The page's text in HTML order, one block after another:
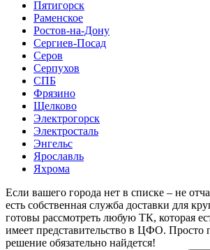
Пятигорск
Раменское
Ростов-на-Дону
Сергиев-Посад
Серов
Серпухов
СПБ
Фрязино
Щелково
Электрогорск
Электросталь
Энгельс
Ярославль
Яхрома
Если вашего города нет в списке – не
есть собственная служба доставки для
готовы рассмотреть любую ТК, которая
имеет представительство в ЦФО. Просто
решение обязательно найдется!